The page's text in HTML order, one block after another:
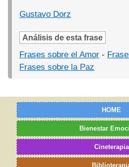
Gustavo Dorz
Análisis de esta frase
Frases sobre el Amor -
Frases sobre la Paz
HOME
Bienestar
Cineterapia